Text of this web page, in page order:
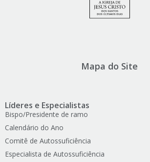
Mapa do Site
Líderes e Especialistas
Bispo/Presidente de ramo
Calendário do Ano
Comitê de Autossuficiência
Especialista de Autossuficiência